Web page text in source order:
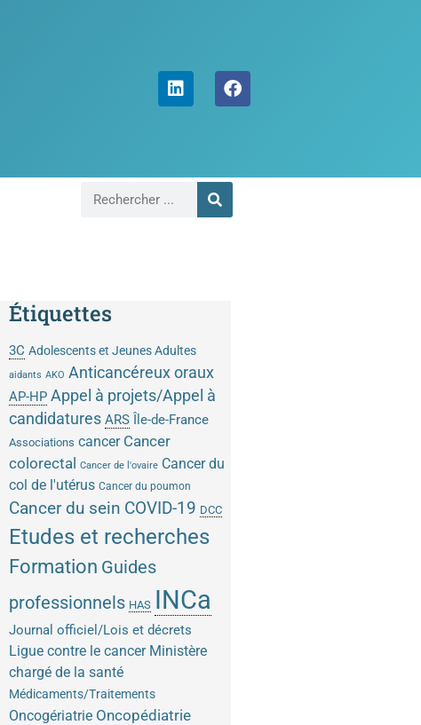
Étiquettes
3C Adolescents et Jeunes Adultes
aidants AKO Anticancéreux oraux
AP-HP Appel à projets/Appel à
candidatures ARS Île-de-France
Associations cancer Cancer
colorectal
Cancer de l'ovaire Cancer du
col de l'utérus Cancer du poumon
Cancer du sein COVID-19 DCC
Etudes et recherches
Formation Guides
professionnels HAS INCa
Journal officiel/Lois et décrets
Ligue contre le cancer Ministère
chargé de la santé
Médicaments/Traitements
Oncogériatrie Oncopédiatrie